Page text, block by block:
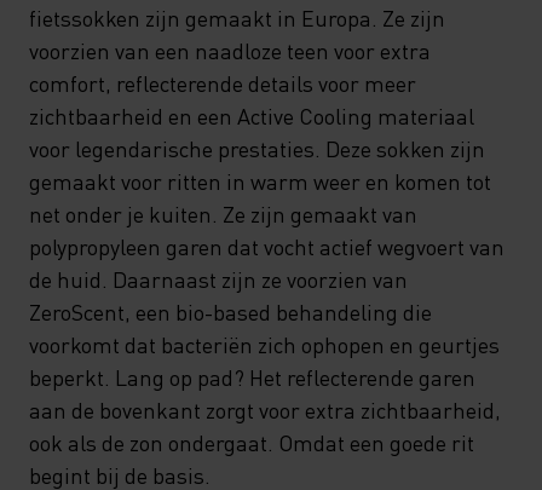
fietssokken zijn gemaakt in Europa. Ze zijn
voorzien van een naadloze teen voor extra
comfort, reflecterende details voor meer
zichtbaarheid en een Active Cooling materiaal
voor legendarische prestaties. Deze sokken zijn
gemaakt voor ritten in warm weer en komen tot
net onder je kuiten. Ze zijn gemaakt van
polypropyleen garen dat vocht actief wegvoert van
de huid. Daarnaast zijn ze voorzien van
ZeroScent, een bio-based behandeling die
voorkomt dat bacteriën zich ophopen en geurtjes
beperkt. Lang op pad? Het reflecterende garen
aan de bovenkant zorgt voor extra zichtbaarheid,
ook als de zon ondergaat. Omdat een goede rit
begint bij de basis.